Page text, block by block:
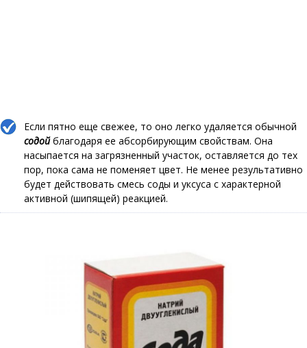
Если пятно еще свежее, то оно легко удаляется обычной
содойблагодаря ее абсорбирующим свойствам. Она
насыпается на загрязненный участок, оставляется до тех
пор, пока сама не поменяет цвет. Не менее результативно
будет действовать смесь соды и уксуса с характерной
активной (шипящей) реакцией.